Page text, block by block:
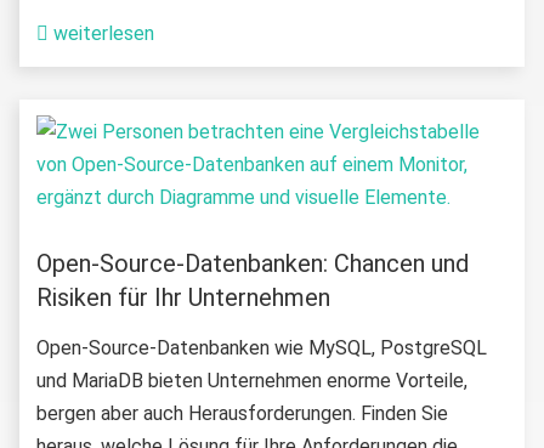
weiterlesen
Open-Source-Datenbanken: Chancen und
Risiken für Ihr Unternehmen
Open-Source-Datenbanken wie MySQL, PostgreSQL
und MariaDB bieten Unternehmen enorme Vorteile,
bergen aber auch Herausforderungen. Finden Sie